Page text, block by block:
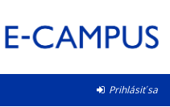
Prihlásiť sa